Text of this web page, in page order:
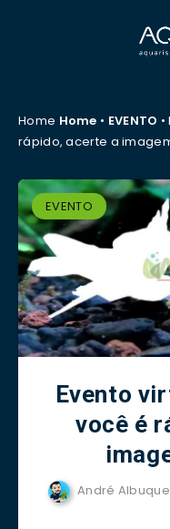
Home Home • EVENTO •
rápido, acerte a
EVENTO
Evento
você é
André